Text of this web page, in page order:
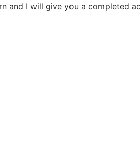
and I will give you a completed